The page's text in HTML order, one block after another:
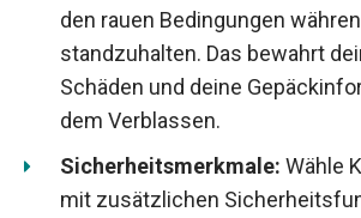
den rauen Bedingungen
standzuhalten. Das bewahrt
Schäden und deine
dem Verblassen.
Sicherheitsmerkmale: Wähle
mit zusätzlichen